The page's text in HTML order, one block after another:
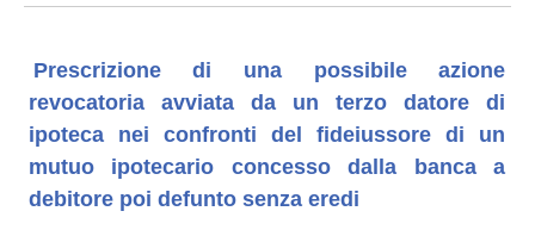
Prescrizione di una possibile azione
revocatoria avviata da un terzo datore di
ipoteca nei confronti del fideiussore di un
mutuo ipotecario concesso dalla banca a
debitore poi defunto senza eredi